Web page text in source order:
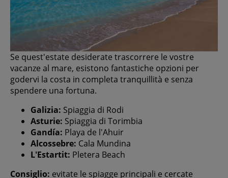
Se quest'estate desiderate trascorrere le vostre
vacanze al mare, esistono fantastiche opzioni per
godervi la costa in completa tranquillità e senza
spendere una fortuna.
Galizia: Spiaggia di Rodi
Asturie: Spiaggia di Torimbia
Gandía: Playa de l'Ahuir
Alcossebre: Cala Mundina
L'Estartit: Pletera Beach
Consiglio: evitate le spiagge principali e cercate